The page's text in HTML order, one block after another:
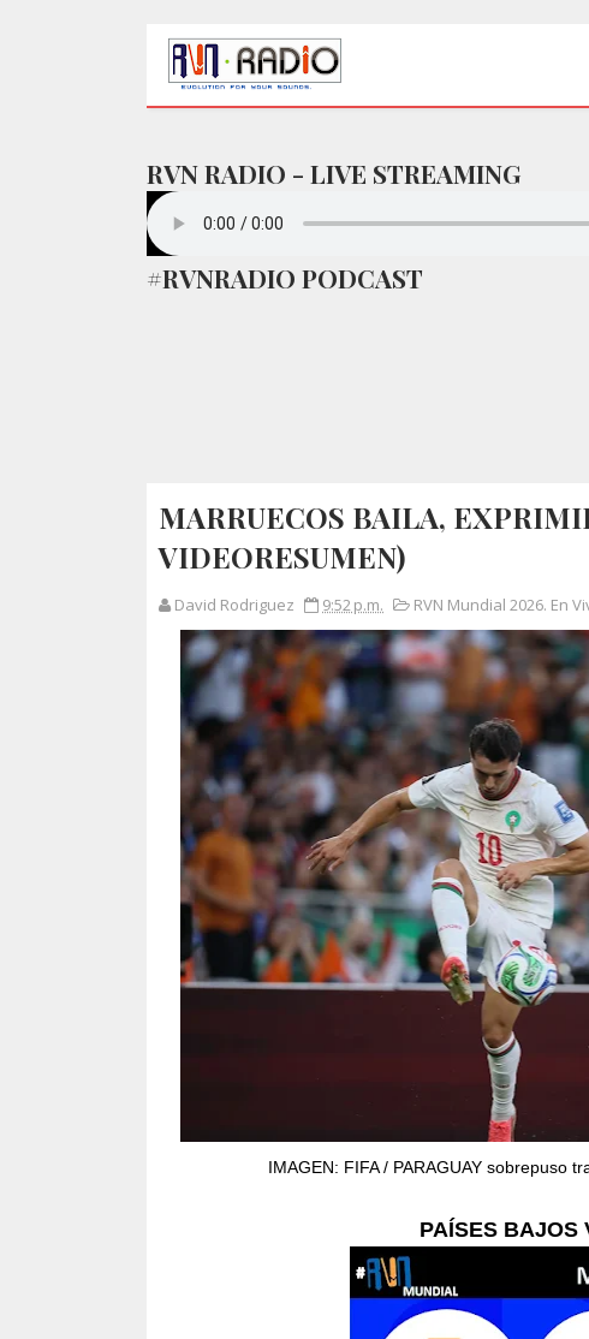
RVN RADIO - LIVE STREAMING
#RVNRADIO PODCAST
MARRUECOS BAILA,
VIDEORESUMEN)
David Rodriguez 9:52 p.m. RVN Mundial 2026. En
IMAGEN: FIFA / PARAGUAY sobrepuso
PAÍSES BAJOS